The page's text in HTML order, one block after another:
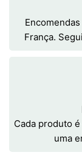
França.
Cada produto
uma